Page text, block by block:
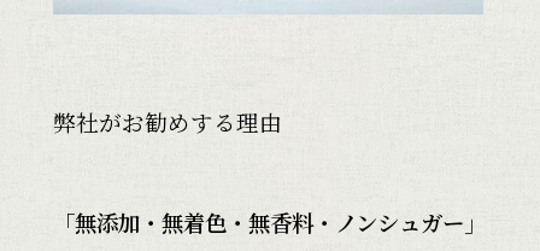
弊社がお勧めする理由
「無添加・無着色・無香料・ノンシュガー」